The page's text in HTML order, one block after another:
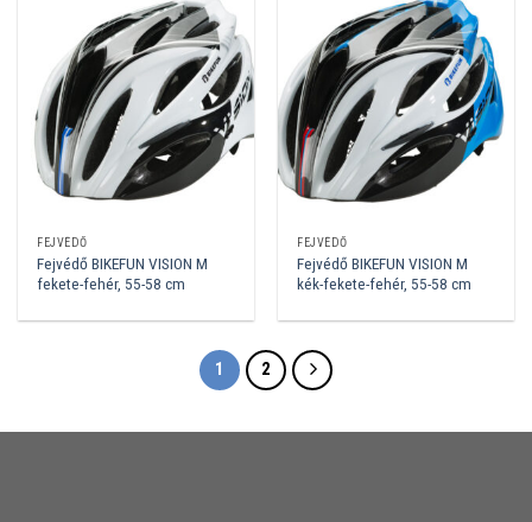
FEJVÉDŐ
Fejvédő BIKEFUN VISION M
fekete-fehér, 55-58 cm
FEJVÉDŐ
Fejvédő BIKEFUN VISION M
kék-fekete-fehér, 55-58 cm
1 2